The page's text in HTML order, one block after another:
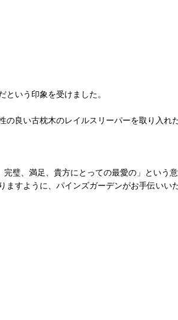
いう印象を受けました。
の良い古枕木のレイルスリーパーを取り入れ
璧、満足、貴方にとっての最愛の」という
すように、パインズガーデンがお手伝いい